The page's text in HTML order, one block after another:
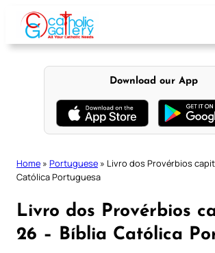
content
Download our App
Home » Portuguese » Livro dos Provérbios
Católica Portuguesa
Livro dos Provérbios
26 – Bíblia Católica